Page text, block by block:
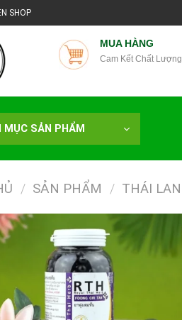
SHOP
MUA HÀNG
Cam Kết Chất Lượng
MỤC SẢN PHẨM
/ SẢN PHẨM / THÁI LAN